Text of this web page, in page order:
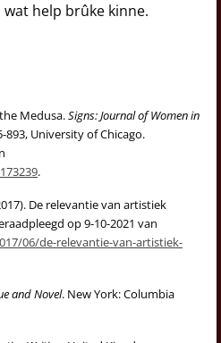
help brûke kinne.
Medusa.Signs: Journal of Women in
893, University of Chicago.
.
De relevantie van artistiek
op 9-10-2021 van
06/de-relevantie-van-artistiek-
and Novel. New York: Columbia